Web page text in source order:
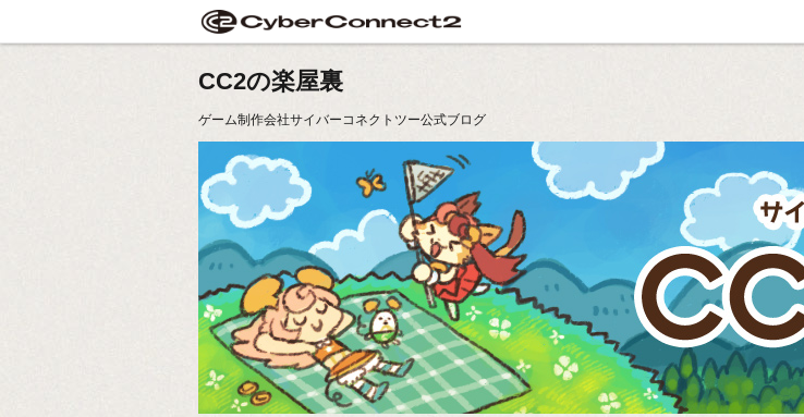
CC2の楽屋裏
ゲーム制作会社サイバーコネクトツー公式ブログ